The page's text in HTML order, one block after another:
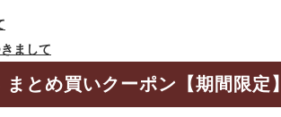
まして
とめ買いクーポン【期間限定】